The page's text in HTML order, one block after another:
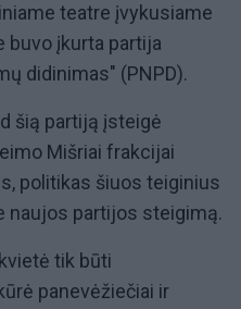
teatre įvykusiame
buvo įkurta partija
didinimas" (PNPD).
šią partiją įsteigė
Mišriai frakcijai
politikas šiuos teiginius
naujos partijos steigimą.
tik būti
panevėžiečiai ir